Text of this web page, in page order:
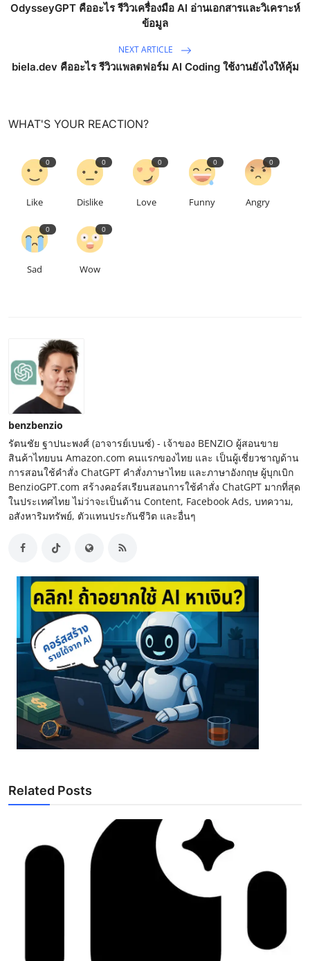
OdysseyGPT คืออะไร รีวิวเครื่องมือ AI อ่านเอกสารและวิเคราะห์
ข้อมูล
NEXT ARTICLE
biela.dev คืออะไร รีวิวแพลตฟอร์ม AI Coding ใช้งานยังไงให้คุ้ม
WHAT'S YOUR REACTION?
0
Like
0
Dislike
0
Love
0
Funny
0
Angry
0
Sad
0
Wow
benzbenzio
รัตนชัย ฐาปนะพงศ์ (อาจารย์เบนซ์) - เจ้าของ BENZIO ผู้สอนขาย
สินค้าไทยบน Amazon.com คนแรกของไทย และ เป็นผู้เชี่ยวชาญด้าน
การสอนใช้คำสั่ง ChatGPT คำสั่งภาษาไทย และภาษาอังกฤษ ผู้บุกเบิก
BenzioGPT.com สร้างคอร์สเรียนสอนการใช้คำสั่ง ChatGPT มากที่สุด
ในประเทศไทย ไม่ว่าจะเป็นด้าน Content, Facebook Ads, บทความ,
อสังหาริมทรัพย์, ตัวแทนประกันชีวิต และอื่นๆ
Related Posts